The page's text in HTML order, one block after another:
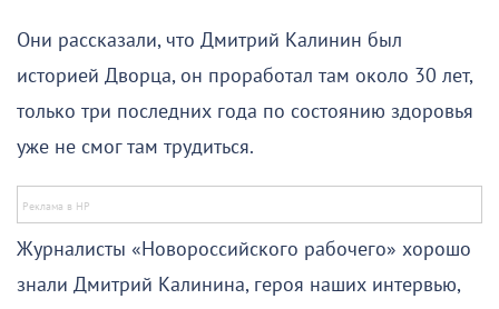
Они рассказали, что Дмитрий Калинин был
историей Дворца, он проработал там около 30 лет,
только три последних года по состоянию здоровья
уже не смог там трудиться.
Журналисты «Новороссийского рабочего» хорошо
знали Дмитрий Калинина, героя наших интервью,